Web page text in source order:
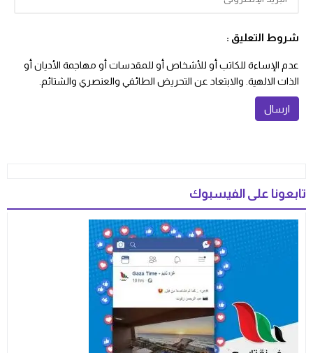
شروط التعليق :
عدم الإساءة للكاتب أو للأشخاص أو للمقدسات أو مهاجمة الأديان أو
الذات الالهية. والابتعاد عن التحريض الطائفي والعنصري والشتائم.
تابعونا على الفيسبوك